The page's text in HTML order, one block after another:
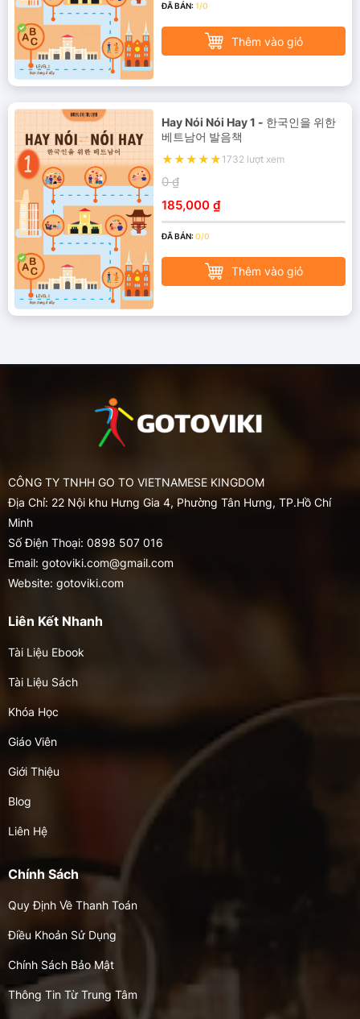
ĐÃ BÁN:1/0
Thêm vào giỏ
Hay Nói Nói Hay 1 - 한국인을 위한
베트남어 발음책
1732 lượt xem
0 ₫
185,000 ₫
ĐÃ BÁN:0/0
Thêm vào giỏ
CÔNG TY TNHH GO TO VIETNAMESE KINGDOM
Địa Chỉ: 22 Nội khu Hưng Gia 4, Phường Tân Hưng, TP.Hồ Chí
Minh
Số Điện Thoại: 0898 507 016
Email: gotoviki.com@gmail.com
Website: gotoviki.com
Liên Kết Nhanh
Tài Liệu Ebook
Tài Liệu Sách
Khóa Học
Giáo Viên
Giới Thiệu
Blog
Liên Hệ
Chính Sách
Quy Định Về Thanh Toán
Điều Khoản Sử Dụng
Chính Sách Bảo Mật
Thông Tin Từ Trung Tâm